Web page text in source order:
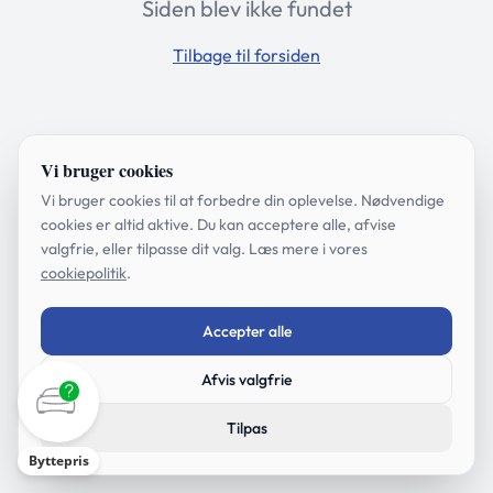
Vi bruger cookies
Vi bruger cookies til at forbedre din oplevelse. Nødvendige
cookies er altid aktive. Du kan acceptere alle, afvise
valgfrie, eller tilpasse dit valg. Læs mere i vores
cookiepolitik.
Tilpas
Afvis valgfrie
Accepter alle
Siden blev ikke fundet
Tilbage til forsiden
Byttepris